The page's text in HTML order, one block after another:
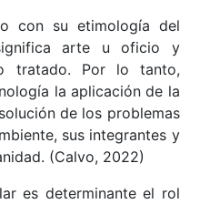
con su etimología del
arte u oficio y
tratado. Por lo tanto,
la aplicación de la
de los problemas
sus integrantes y
(Calvo, 2022)
es determinante el rol